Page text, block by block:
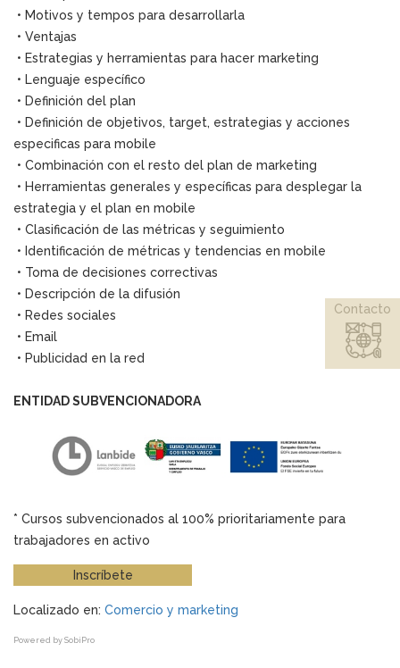
• Motivos y tempos para desarrollarla
• Ventajas
• Estrategias y herramientas para hacer marketing
• Lenguaje específico
• Definición del plan
• Definición de objetivos, target, estrategias y acciones
especificas para mobile
• Combinación con el resto del plan de marketing
• Herramientas generales y específicas para desplegar la
estrategia y el plan en mobile
• Clasificación de las métricas y seguimiento
• Identificación de métricas y tendencias en mobile
• Toma de decisiones correctivas
• Descripción de la difusión
• Redes sociales
• Email
• Publicidad en la red
ENTIDAD SUBVENCIONADORA
* Cursos subvencionados al 100% prioritariamente para
trabajadores en activo
Inscríbete
Localizado en: Comercio y marketing
Powered by SobiPro
Contacto